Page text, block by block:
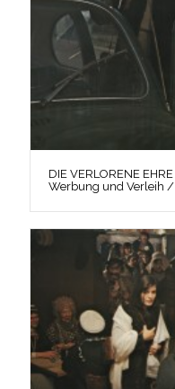
DIE VERLORENE
Werbung und Verleih /